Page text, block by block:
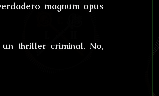
magnum opus
thriller criminal. No,